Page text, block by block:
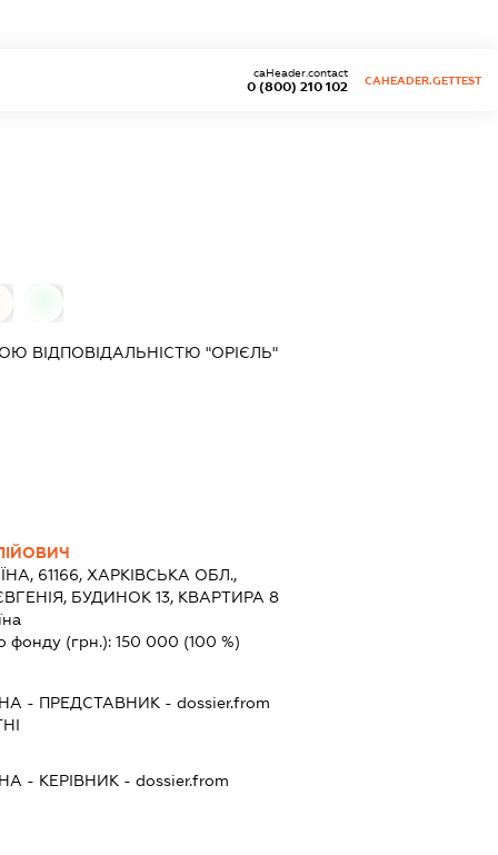
0 (800) 210 102
caHeader.contact
CAHEADER.GETTEST
ВІДПОВІДАЛЬНІСТЮ "ОРІЄЛЬ"
61166, ХАРКІВСЬКА ОБЛ.,
БУДИНОК 13, КВАРТИРА 8
фонду (грн.):150 000 (100 %)
- ПРЕДСТАВНИК - dossier.from
- КЕРІВНИК - dossier.from